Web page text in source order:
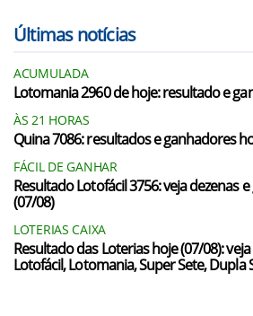
Últimas notícias
ACUMULADA
Lotomania 2960 de hoje: resultado e
ÀS 21 HORAS
Quina 7086: resultados e ganhadores
FÁCIL DE GANHAR
Resultado Lotofácil 3756: veja dezenas
(07/08)
LOTERIAS CAIXA
Resultado das Loterias hoje (07/08):
Lotofácil, Lotomania, Super Sete, Dupla